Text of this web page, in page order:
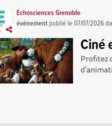
Echosciences Grenoble
événement publié le07/07/2026
Ciné
Profitez